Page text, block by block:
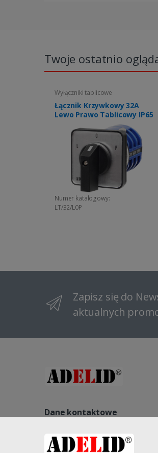
Twoje ostatnio
Wyłączniki tablicowe
Łącznik Krzywkowy 32A
Lewo Prawo Tablicowy IP65
Numer katalogowy:
LT/32/L0P
Zapisz się do
aktualnych
Dane kontaktowe
Kopernika 27, 58-260 Bielawa,